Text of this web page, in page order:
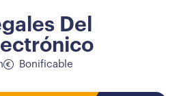
Del
Bonificable